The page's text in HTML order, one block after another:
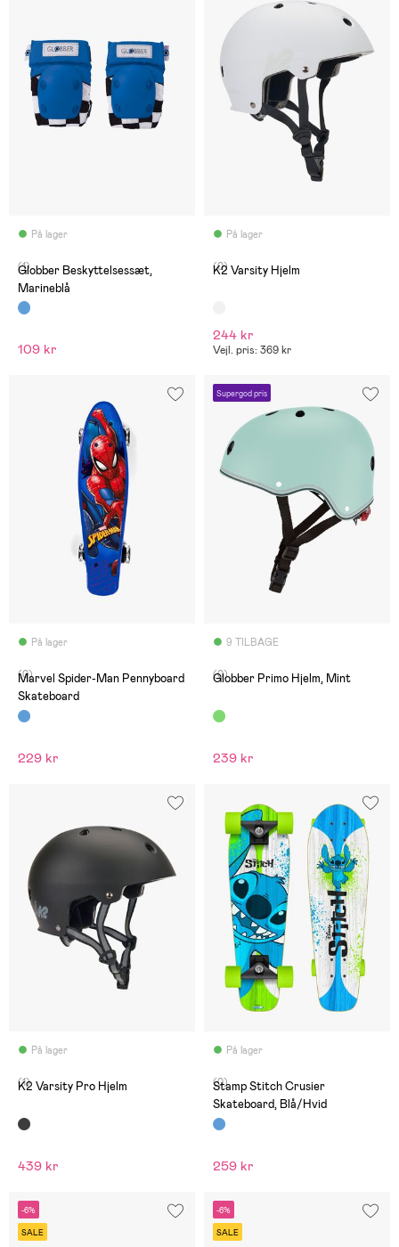
På lager
(1)
Globber Beskyttelsessæt,
Marineblå
109 kr
På lager
(0)
K2 Varsity Hjelm
244 kr
Vejl. pris: 369 kr
På lager
(0)
Marvel Spider-Man Pennyboard
Skateboard
229 kr
Supergod pris
9 TILBAGE
(0)
Globber Primo Hjelm, Mint
239 kr
På lager
(1)
K2 Varsity Pro Hjelm
439 kr
På lager
(0)
Stamp Stitch Crusier
Skateboard, Blå/Hvid
259 kr
-6%
SALE
-6%
SALE